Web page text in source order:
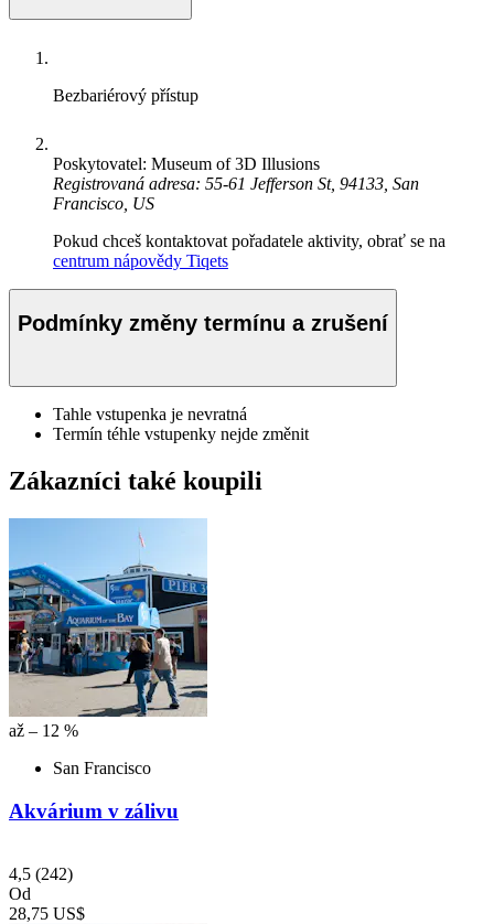
Bezbariérový přístup
Poskytovatel: Museum of 3D Illusions
Registrovaná adresa: 55-61 Jefferson St, 94133, San
Francisco, US
Pokud chceš kontaktovat pořadatele aktivity, obrať se na
centrum nápovědy Tiqets
Podmínky změny termínu a zrušení
Tahle vstupenka je nevratná
Termín téhle vstupenky nejde změnit
Zákazníci také koupili
až – 12 %
San Francisco
Akvárium v zálivu
4,5 (242)
Od
28,75 US$